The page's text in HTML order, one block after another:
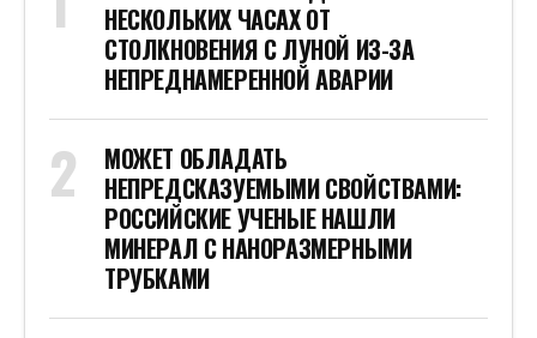
НЕСКОЛЬКИХ ЧАСАХ ОТ
СТОЛКНОВЕНИЯ С ЛУНОЙ ИЗ-ЗА
НЕПРЕДНАМЕРЕННОЙ АВАРИИ
МОЖЕТ ОБЛАДАТЬ
НЕПРЕДСКАЗУЕМЫМИ СВОЙСТВАМИ:
РОССИЙСКИЕ УЧЕНЫЕ НАШЛИ
МИНЕРАЛ С НАНОРАЗМЕРНЫМИ
ТРУБКАМИ